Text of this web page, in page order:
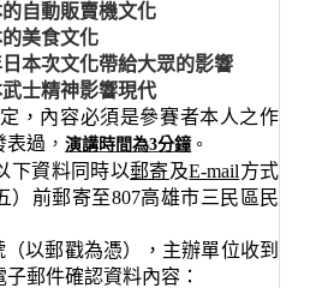
的自動販賣機文化
的美食文化
本次文化帶給大眾的影響
武士精神影響現代
，內容必須是參賽者本人之作
表過 ， 演講時間為3分鐘。
下資料同時以郵寄及E-mail方式
）前郵寄至807高雄市三民區民
以郵戳為憑） ，主辦單位收到
郵件確認資料內容：